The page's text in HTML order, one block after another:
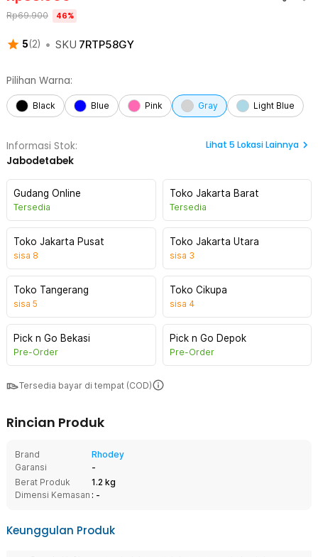
5(2) • SKU 7RTP58GY
Rp69.900 46%
Pilihan Warna:
Black Blue Pink Gray Light Blue
Informasi Stok:
Jabodetabek
Lihat 5 Lokasi Lainnya
Gudang Online
Tersedia
Toko Jakarta Barat
Tersedia
Toko Jakarta Pusat
sisa 8
Toko Jakarta Utara
sisa 3
Toko Tangerang
sisa 5
Toko Cikupa
sisa 4
Pick n Go Bekasi
Pre-Order
Pick n Go Depok
Pre-Order
Tersedia bayar di tempat (COD)
Rincian Produk
Brand
Rhodey
Garansi
-
Berat Produk
1.2 kg
Dimensi Kemasan : -
Keunggulan Produk